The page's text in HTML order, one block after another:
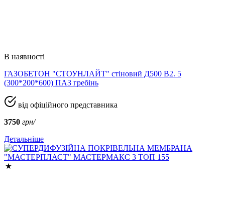
В наявності
ГАЗОБЕТОН "СТОУНЛАЙТ" стіновий Д500 В2. 5
(300*200*600) ПАЗ гребінь
від офіційного представника
3750 грн/
Детальніше